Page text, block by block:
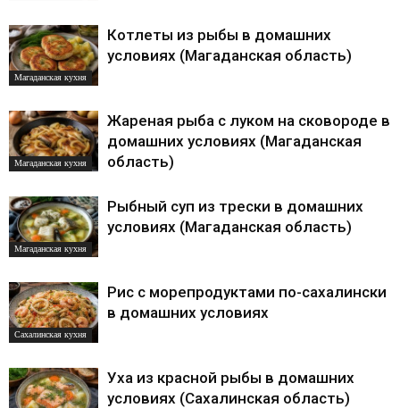
Магаданская кухня
Котлеты из рыбы в домашних
условиях (Магаданская область)
Магаданская кухня
Жареная рыба с луком на сковороде в
домашних условиях (Магаданская
область)
Магаданская кухня
Рыбный суп из трески в домашних
условиях (Магаданская область)
Сахалинская кухня
Рис с морепродуктами по-сахалински
в домашних условиях
Уха из красной рыбы в домашних
условиях (Сахалинская область)